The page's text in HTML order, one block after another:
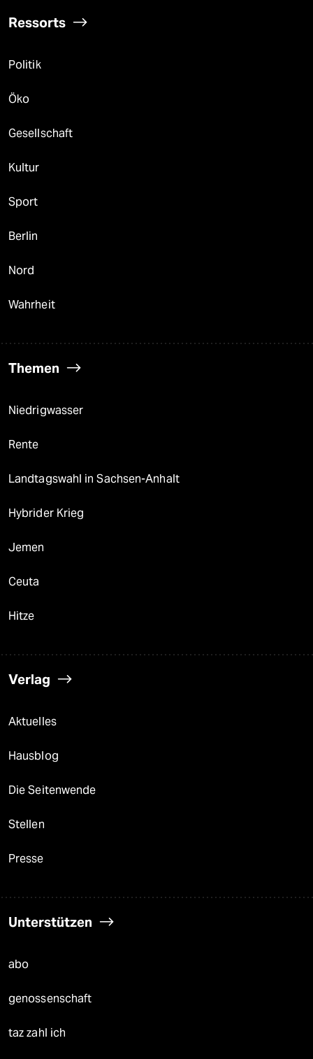
Ressorts
Politik
Öko
Gesellschaft
Kultur
Sport
Berlin
Nord
Wahrheit
Themen
Niedrigwasser
Rente
Landtagswahl in Sachsen-Anhalt
Hybrider Krieg
Jemen
Ceuta
Hitze
Verlag
Aktuelles
Hausblog
Die Seitenwende
Stellen
Presse
Unterstützen
abo
genossenschaft
taz zahl ich